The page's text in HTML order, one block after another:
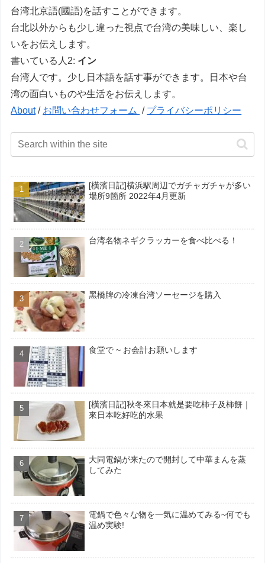
台湾北京語(國語)を話すことができます。
台北以外からも少し違った視点で台湾の美味しい、楽し
いをお伝えします。
書いている人2: イン
台湾人です。少し日本語を話す事ができます。日本や台
湾の面白いものや生活をお伝えします。
About/ お問い合わせフォーム / プライバシーポリシー
[橫濱日記]横浜駅周辺でガチャガチャが多い
場所9箇所 2022年4月更新
台湾名物ネギクラッカーを食べ比べる！
黑橋牌の冷凍台湾ソーセージを購入
食堂で ~ お会計お願いします
[橫濱日記]秋冬來日本就是要吃柿子及柿餅｜
來日本吃好吃的水果
大同電鍋が来たので開封して中華まんを蒸
してみた
電鍋で色々な物を一気に温めてみる~何でも
温め実験!